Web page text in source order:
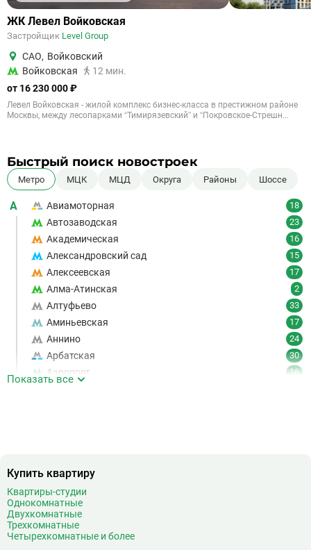
ЖК Левел Войковская
Застройщик Level Group
САО, Войковский
Войковская
12 мин.
от 16 230 000 ₽
Левел Войковская - жилой комплекс бизнес-класса в престижном районе
Москвы, между лесопарками “Тимирязевский” и “Покровское-Стрешн...
Быстрый поиск новостроек
Метро МЦК МЦД Округа Районы Шоссе
А Авиамоторная 18
Автозаводская 23
Академическая 16
Александровский сад 15
Алексеевская 17
Алма-Атинская 2
Алтуфьево 33
Аминьевская 17
Аннино 24
Арбатская 30
Аэропорт 16
Беговая
Беломорская
Белорусская
Беляево
Показать все
Купить квартиру
Квартиры-студии
Однокомнатные
Двухкомнатные
Трехкомнатные
Четырехкомнатные и более